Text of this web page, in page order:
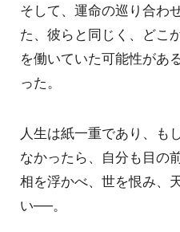
そして、運命の巡り合わ
た、彼らと同じく、どこ
を働いていた可能性があ
った。
人生は紙一重であり、も
なかったら、自分も目の
相を浮かべ、世を恨み、
い──。